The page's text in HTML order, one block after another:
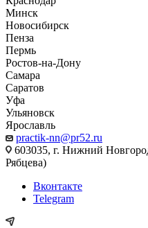
Минск
Новосибирск
Пенза
Пермь
Ростов-на-Дону
Самара
Саратов
Уфа
Ульяновск
Ярославль
practik-nn@pr52.ru
603035, г. Нижний
Рябцева)
Вконтакте
Telegram